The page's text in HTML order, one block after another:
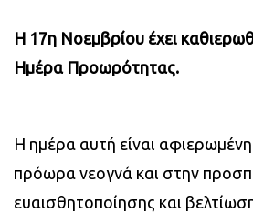
Η 17η Νοεμβρίου έχει
Ημέρα Προωρότητας.
Η ημέρα αυτή είναι
πρόωρα νεογνά και στην
ευαισθητοποίησης και